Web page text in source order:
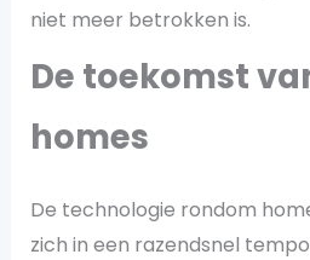
niet meer betrokken is.
De toekomst
homes
De technologie rondom
zich in een razendsnel